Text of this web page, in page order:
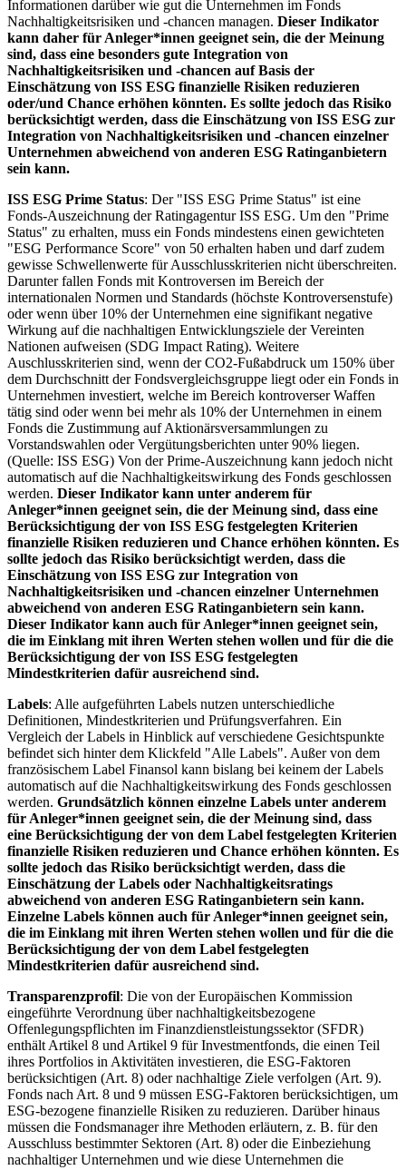
Informationen darüber wie gut die Unternehmen im Fonds
Nachhaltigkeitsrisiken und -chancen managen. Dieser Indikator
kann daher für Anleger*innen geeignet sein, die der Meinung
sind, dass eine besonders gute Integration von
Nachhaltigkeitsrisiken und -chancen auf Basis der
Einschätzung von ISS ESG finanzielle Risiken reduzieren
oder/und Chance erhöhen könnten. Es sollte jedoch das Risiko
berücksichtigt werden, dass die Einschätzung von ISS ESG zur
Integration von Nachhaltigkeitsrisiken und -chancen einzelner
Unternehmen abweichend von anderen ESG Ratinganbietern
sein kann.
ISS ESG Prime Status: Der "ISS ESG Prime Status" ist eine
Fonds-Auszeichnung der Ratingagentur ISS ESG. Um den "Prime
Status" zu erhalten, muss ein Fonds mindestens einen gewichteten
"ESG Performance Score" von 50 erhalten haben und darf zudem
gewisse Schwellenwerte für Ausschlusskriterien nicht überschreiten.
Darunter fallen Fonds mit Kontroversen im Bereich der
internationalen Normen und Standards (höchste Kontroversenstufe)
oder wenn über 10% der Unternehmen eine signifikant negative
Wirkung auf die nachhaltigen Entwicklungsziele der Vereinten
Nationen aufweisen (SDG Impact Rating). Weitere
Auschlusskriterien sind, wenn der CO2-Fußabdruck um 150% über
dem Durchschnitt der Fondsvergleichsgruppe liegt oder ein Fonds in
Unternehmen investiert, welche im Bereich kontroverser Waffen
tätig sind oder wenn bei mehr als 10% der Unternehmen in einem
Fonds die Zustimmung auf Aktionärsversammlungen zu
Vorstandswahlen oder Vergütungsberichten unter 90% liegen.
(Quelle: ISS ESG) Von der Prime-Auszeichnung kann jedoch nicht
automatisch auf die Nachhaltigkeitswirkung des Fonds geschlossen
werden. Dieser Indikator kann unter anderem für
Anleger*innen geeignet sein, die der Meinung sind, dass eine
Berücksichtigung der von ISS ESG festgelegten Kriterien
finanzielle Risiken reduzieren und Chance erhöhen könnten. Es
sollte jedoch das Risiko berücksichtigt werden, dass die
Einschätzung von ISS ESG zur Integration von
Nachhaltigkeitsrisiken und -chancen einzelner Unternehmen
abweichend von anderen ESG Ratinganbietern sein kann.
Dieser Indikator kann auch für Anleger*innen geeignet sein,
die im Einklang mit ihren Werten stehen wollen und für die die
Berücksichtigung der von ISS ESG festgelegten
Mindestkriterien dafür ausreichend sind.
Labels: Alle aufgeführten Labels nutzen unterschiedliche
Definitionen, Mindestkriterien und Prüfungsverfahren. Ein
Vergleich der Labels in Hinblick auf verschiedene Gesichtspunkte
befindet sich hinter dem Klickfeld "Alle Labels". Außer von dem
französischem Label Finansol kann bislang bei keinem der Labels
automatisch auf die Nachhaltigkeitswirkung des Fonds geschlossen
werden. Grundsätzlich können einzelne Labels unter anderem
für Anleger*innen geeignet sein, die der Meinung sind, dass
eine Berücksichtigung der von dem Label festgelegten Kriterien
finanzielle Risiken reduzieren und Chance erhöhen könnten. Es
sollte jedoch das Risiko berücksichtigt werden, dass die
Einschätzung der Labels oder Nachhaltigkeitsratings
abweichend von anderen ESG Ratinganbietern sein kann.
Einzelne Labels können auch für Anleger*innen geeignet sein,
die im Einklang mit ihren Werten stehen wollen und für die die
Berücksichtigung der von dem Label festgelegten
Mindestkriterien dafür ausreichend sind.
Transparenzprofil: Die von der Europäischen Kommission
eingeführte Verordnung über nachhaltigkeitsbezogene
Offenlegungspflichten im Finanzdienstleistungssektor (SFDR)
enthält Artikel 8 und Artikel 9 für Investmentfonds, die einen Teil
ihres Portfolios in Aktivitäten investieren, die ESG-Faktoren
berücksichtigen (Art. 8) oder nachhaltige Ziele verfolgen (Art. 9).
Fonds nach Art. 8 und 9 müssen ESG-Faktoren berücksichtigen, um
ESG-bezogene finanzielle Risiken zu reduzieren. Darüber hinaus
müssen die Fondsmanager ihre Methoden erläutern, z. B. für den
Ausschluss bestimmter Sektoren (Art. 8) oder die Einbeziehung
nachhaltiger Unternehmen und wie diese Unternehmen die